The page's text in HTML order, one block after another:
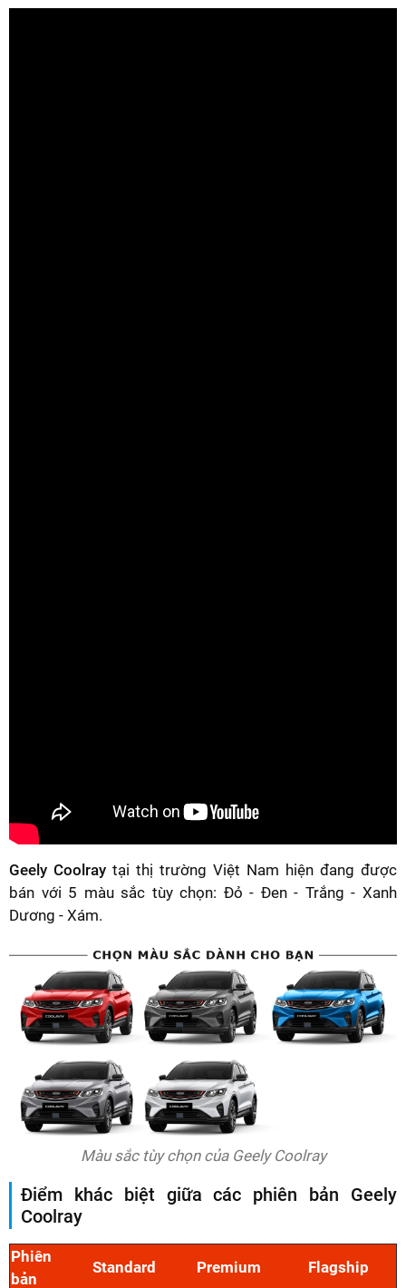
Geely Coolray tại thị trường Việt Nam hiện đang được
bán với 5 màu sắc tùy chọn: Đỏ - Đen - Trắng - Xanh
Dương - Xám.
Màu sắc tùy chọn của Geely Coolray
Điểm khác biệt giữa các phiên bản Geely
Coolray
Phiên
bản
Standard Premium Flagship